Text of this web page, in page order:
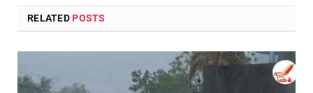
RELATED POSTS